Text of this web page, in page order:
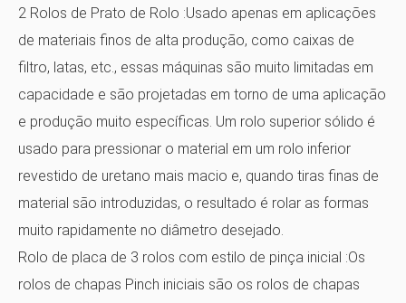
2 Rolos de Prato de Rolo :Usado apenas em aplicações
de materiais finos de alta produção, como caixas de
filtro, latas, etc., essas máquinas são muito limitadas em
capacidade e são projetadas em torno de uma aplicação
e produção muito específicas. Um rolo superior sólido é
usado para pressionar o material em um rolo inferior
revestido de uretano mais macio e, quando tiras finas de
material são introduzidas, o resultado é rolar as formas
muito rapidamente no diâmetro desejado.
Rolo de placa de 3 rolos com estilo de pinça inicial :Os
rolos de chapas Pinch iniciais são os rolos de chapas